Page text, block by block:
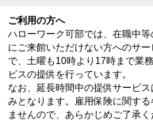
ご利用の方へ
ハローワーク可部では、在職中
にご来館いただけない方へのサ
で、土曜も10時より17時まで業
ビスの提供を行っています。
なお、延長時間中の提供サービ
みとなります。雇用保険に関す
ませんので、あらかじめご了承く